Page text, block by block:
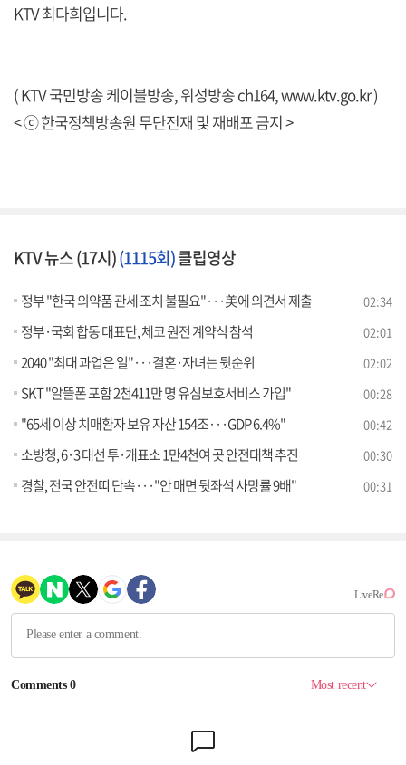
KTV 최다희입니다.
( KTV 국민방송 케이블방송, 위성방송 ch164,www.ktv.go.kr)
< ⓒ 한국정책방송원 무단전재 및 재배포 금지 >
KTV 뉴스 (17시)(1115회)클립영상
정부 "한국 의약품 관세 조치 불필요"···美에 의견서 제출 02:34
정부·국회 합동 대표단, 체코 원전 계약식 참석 02:01
2040 "최대 과업은 일"···결혼·자녀는 뒷순위 02:02
SKT "알뜰폰 포함 2천411만 명 유심보호서비스 가입" 00:28
"65세 이상 치매환자 보유 자산 154조···GDP 6.4%" 00:42
소방청, 6·3 대선 투·개표소 1만4천여 곳 안전대책 추진 00:30
경찰, 전국 안전띠 단속···"안 매면 뒷좌석 사망률 9배" 00:31